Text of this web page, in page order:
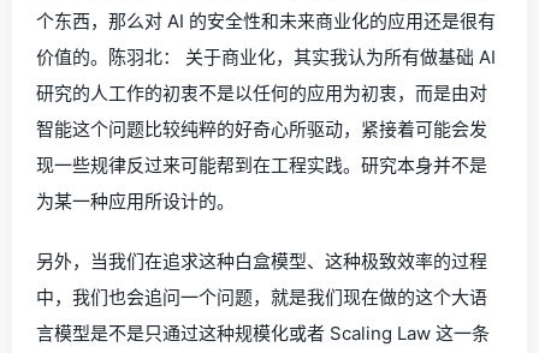
个东西，那么对 AI 的安全性和未来商业化的应用还是很有
价值的。陈羽北： 关于商业化，其实我认为所有做基础 AI
研究的人工作的初衷不是以任何的应用为初衷，而是由对
智能这个问题比较纯粹的好奇心所驱动，紧接着可能会发
现一些规律反过来可能帮到在工程实践。研究本身并不是
为某一种应用所设计的。
另外，当我们在追求这种白盒模型、这种极致效率的过程
中，我们也会追问一个问题，就是我们现在做的这个大语
言模型是不是只通过这种规模化或者 Scaling Law 这一条